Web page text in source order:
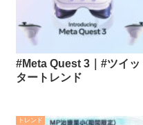
#Meta Quest 3｜#ツイッ
タートレンド
トレンド